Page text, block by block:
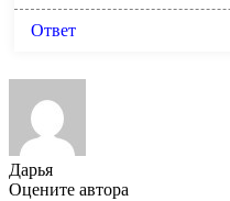
Ответ
Дарья
Оцените автора